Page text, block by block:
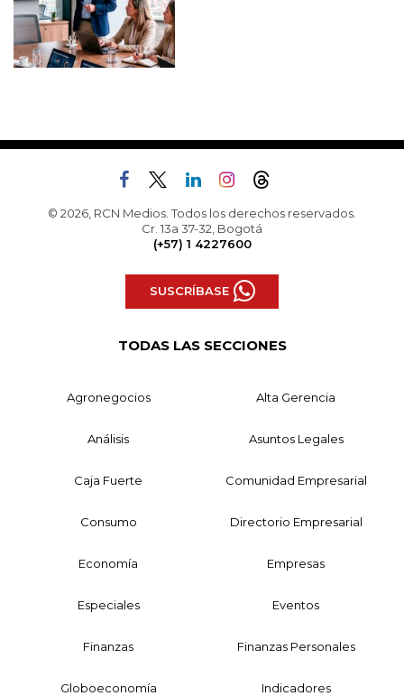
© 2026, RCN Medios. Todos los derechos reservados.
Cr. 13a 37-32, Bogotá
(+57) 1 4227600
SUSCRÍBASE
TODAS LAS SECCIONES
Agronegocios Alta Gerencia
Análisis Asuntos Legales
Caja Fuerte Comunidad Empresarial
Consumo Directorio Empresarial
Economía Empresas
Especiales Eventos
Finanzas Finanzas Personales
Globoeconomía Indicadores